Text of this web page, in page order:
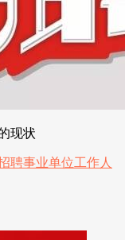
现状